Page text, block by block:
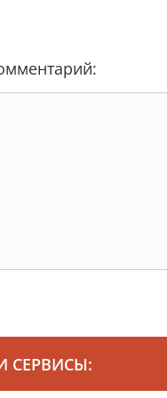
СЕРВИСЫ: